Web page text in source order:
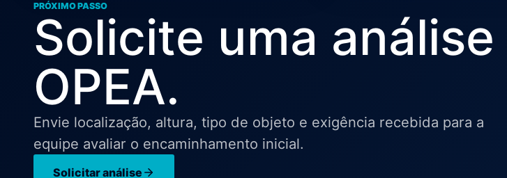
PRÓXIMO PASSO
Solicite uma análise
OPEA.
Envie localização, altura, tipo de objeto e exigência recebida para a
equipe avaliar o encaminhamento inicial.
Solicitar análise